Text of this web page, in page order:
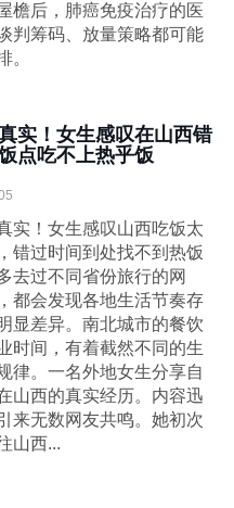
檐后，肺癌免疫治疗的医
判筹码、放量策略都可能
。
实！女生感叹在山西错
点吃不上热乎饭
实！女生感叹山西吃饭太
错过时间到处找不到热饭
去过不同省份旅行的网
都会发现各地生活节奏存
显差异。南北城市的餐饮
时间，有着截然不同的生
律。一名外地女生分享自
山西的真实经历。内容迅
来无数网友共鸣。她初次
山西...